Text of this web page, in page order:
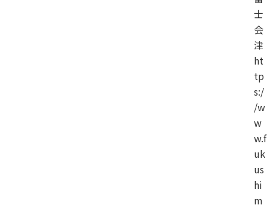
士
会
津
ht
tp
s:/
/w
w
w.f
uk
us
hi
m